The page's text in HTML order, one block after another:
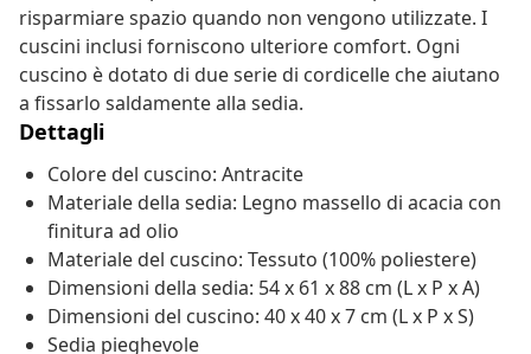
risparmiare spazio quando non vengono utilizzate. I
cuscini inclusi forniscono ulteriore comfort. Ogni
cuscino è dotato di due serie di cordicelle che aiutano
a fissarlo saldamente alla sedia.
Dettagli
Colore del cuscino: Antracite
Materiale della sedia: Legno massello di acacia con
finitura ad olio
Materiale del cuscino: Tessuto (100% poliestere)
Dimensioni della sedia: 54 x 61 x 88 cm (L x P x A)
Dimensioni del cuscino: 40 x 40 x 7 cm (L x P x S)
Sedia pieghevole